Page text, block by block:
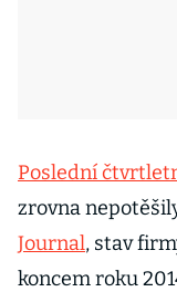
Poslední
zrovna
Journal, stav
koncem roku